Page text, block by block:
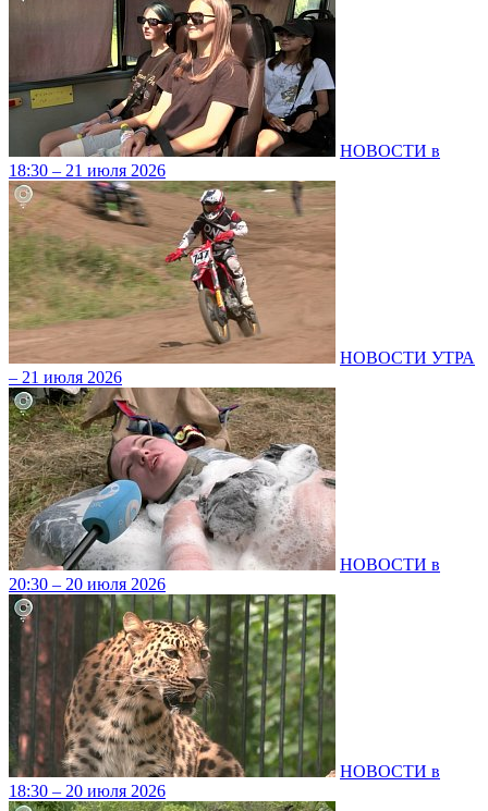
НОВОСТИ в
18:30 – 21 июля 2026
НОВОСТИ УТРА
– 21 июля 2026
НОВОСТИ в
20:30 – 20 июля 2026
НОВОСТИ в
18:30 – 20 июля 2026